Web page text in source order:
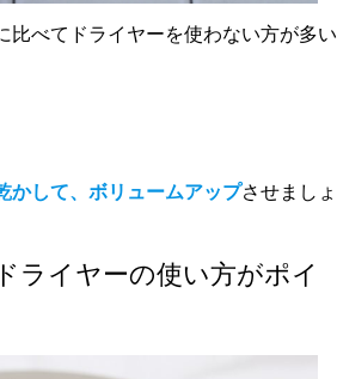
比べてドライヤーを使わない方が多い
かして、ボリュームアップさせましょ
ライヤーの使い方がポイ